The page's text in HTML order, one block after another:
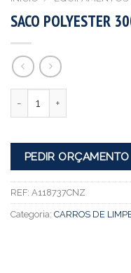
SACO POLYESTER
PEDIR ORÇAMENTO
REF: A118737CNZ
Categoria: CARROS DE